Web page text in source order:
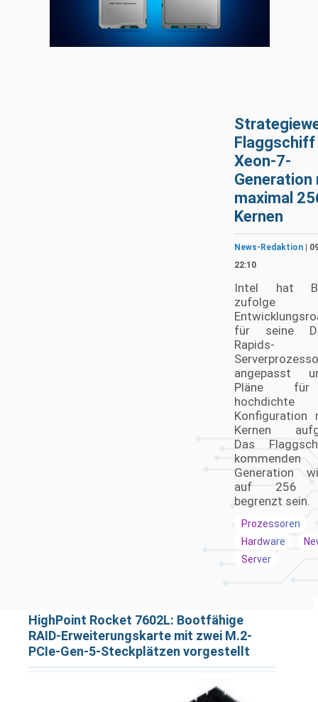
Flaggschiff
Xeon-7-
Generation
maximal
Kernen
News-Redaktion |
22:10
Intel hat
für seine
Rapids-
angepasst
Pläne
hochdichte
Konfiguration
Kernen
Das
kommenden
Generation
auf 256
begrenzt sein.
Prozessoren
Hardware
Server
HighPoint Rocket 7602L: Bootfähige
RAID-Erweiterungskarte mit zwei M.2-
PCIe-Gen-5-Steckplätzen vorgestellt